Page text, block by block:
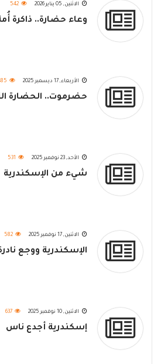
الاثنين, 05 يناير 2026 542
وعاء حضارة.. ذاكرة
الأربعاء, 17 ديسمبر 2025
حضرموت.. الحضارة
الأحد, 23 نوفمبر 2025 531
شيء من الإسكندرية
الاثنين, 17 نوفمبر 2025 582
الإسكندرية ووجع
الاثنين, 10 نوفمبر 2025 637
إسكندرية أجدع ناس